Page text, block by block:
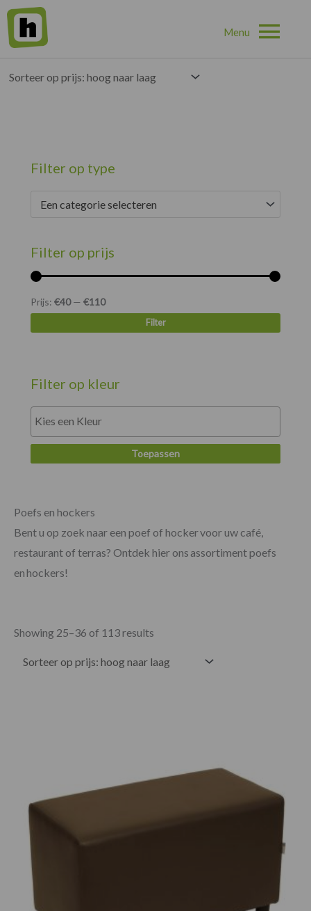
Home»
Showing 25–36 of 113 results
Filter op type
Een categorie selecteren
Filter op prijs
prijs
prijs
Filter
Prijs: €40— €110
Filter op kleur
Toepassen
Poefs en hockers
Bent u op zoek naar een poef of hocker voor uw café,
restaurant of terras? Ontdek hier ons assortiment poefs
en hockers!
Showing 25–36 of 113 results